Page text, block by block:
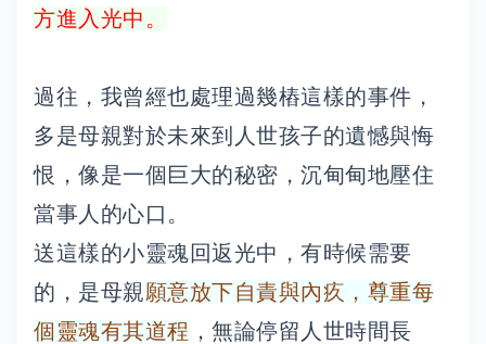
方進入光中。
過往，我曾經也處理過幾樁這樣的事件，
多是母親對於未來到人世孩子的遺憾與悔
恨，像是一個巨大的秘密，沉甸甸地壓住
當事人的心口。
送這樣的小靈魂回返光中，有時候需要
的，是母親願意放下自責與內疚，尊重每
個靈魂有其道程 ，無論停留人世時間長